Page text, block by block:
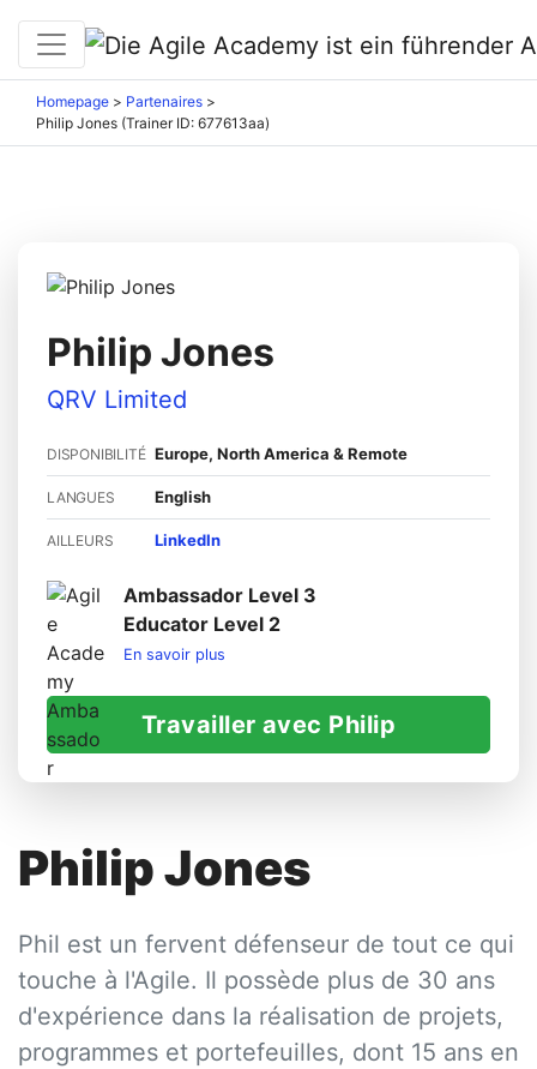
Homepage > Partenaires >
Philip Jones (Trainer ID: 677613aa)
Philip Jones
QRV Limited
DISPONIBILITÉ Europe, North America & Remote
LANGUES English
AILLEURS LinkedIn
Ambassador Level 3
Educator Level 2
En savoir plus
Travailler avec Philip
Philip Jones
Phil est un fervent défenseur de tout ce qui
touche à l'Agile. Il possède plus de 30 ans
d'expérience dans la réalisation de projets,
programmes et portefeuilles, dont 15 ans en